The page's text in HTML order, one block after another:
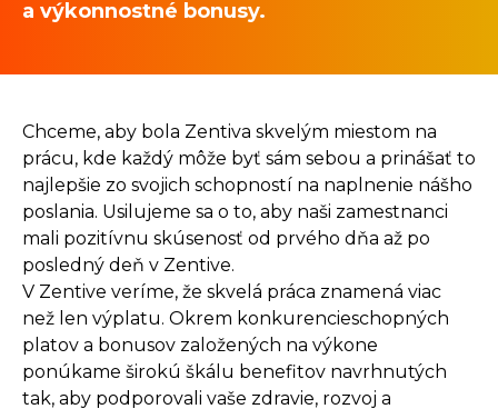
a výkonnostné bonusy.
Chceme, aby bola Zentiva skvelým miestom na
prácu, kde každý môže byť sám sebou a prinášať to
najlepšie zo svojich schopností na naplnenie nášho
poslania. Usilujeme sa o to, aby naši zamestnanci
mali pozitívnu skúsenosť od prvého dňa až po
posledný deň v Zentive.
V Zentive veríme, že skvelá práca znamená viac
než len výplatu. Okrem konkurencieschopných
platov a bonusov založených na výkone
ponúkame širokú škálu benefitov navrhnutých
tak, aby podporovali vaše zdravie, rozvoj a